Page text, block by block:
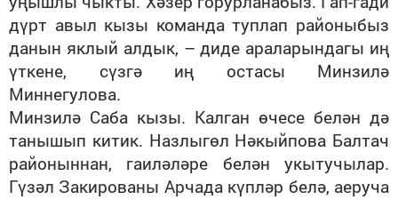
дүрт авыл кызы команда туплап районыбыз
данын яклый алдык, – диде араларындагы иң
үткене, сүзгә иң остасы Минзилә
Миннегулова.
Минзилә Саба кызы. Калган өчесе белән дә
танышып китик. Назлыгөл Нәкыйпова Балтач
районыннан, гаиләләре белән укытучылар.
Гүзәл Закированы Арчада күпләр белә, аеруча